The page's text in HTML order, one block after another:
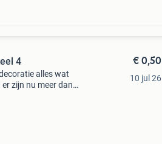
4
alles wat
zijn nu meer dan
€ 0,50
10 jul 26